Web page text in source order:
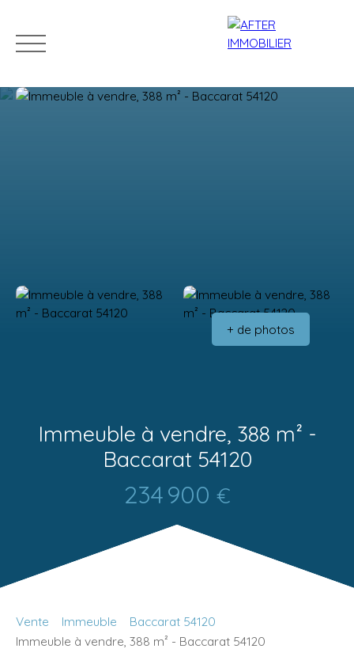
Estimation
+ de photos
Immeuble à vendre, 388 m² -
Baccarat 54120
234 900 €
Vente Immeuble
Baccarat 54120
Immeuble à vendre, 388 m² - Baccarat 54120